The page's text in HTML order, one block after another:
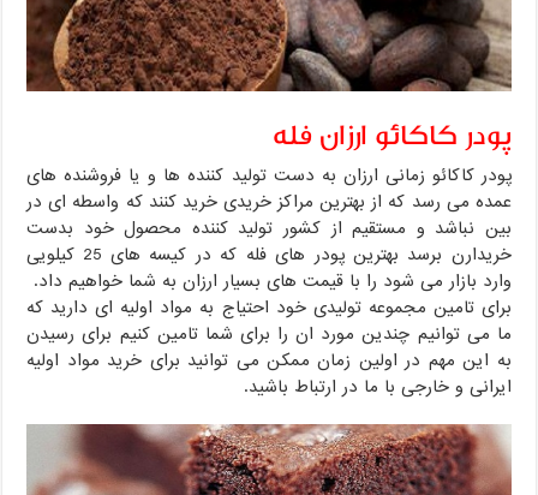
پودر کاکائو ارزان فله
پودر کاکائو زمانی ارزان به دست تولید کننده ها و یا فروشنده های
عمده می رسد که از بهترین مراکز خریدی خرید کنند که واسطه ای در
بین نباشد و مستقیم از کشور تولید کننده محصول خود بدست
خریدارن برسد بهترین پودر های فله که در کیسه های 25 کیلویی
وارد بازار می شود را با قیمت های بسیار ارزان به شما خواهیم داد.
برای تامین مجموعه تولیدی خود احتیاج به مواد اولیه ای دارید که
ما می توانیم چندین مورد ان را برای شما تامین کنیم برای رسیدن
به این مهم در اولین زمان ممکن می توانید برای خرید مواد اولیه
ایرانی و خارجی با ما در ارتباط باشید.